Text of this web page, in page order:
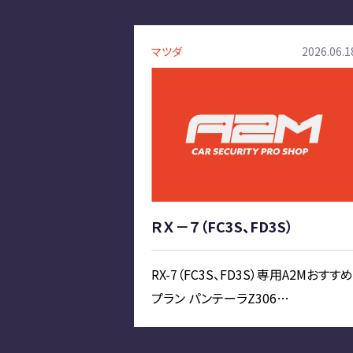
マツダ
ＲＸ－７（FC3S、FD3S）
RX-7（FC3S、FD3S）専用A2Mおすすめ
プラン パンテーラZ306…